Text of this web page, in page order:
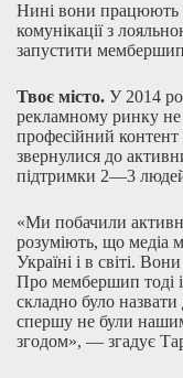
Нині вони працюють
комунікації з
запустити
Твоє місто. У 2014
рекламному ринку не
професійний
звернулися до
підтримки 2—3
«Ми побачили
розуміють, що медіа
Україні і в світі.
Про мембершип тоді
складно було
спершу не були
згодом», — згадує